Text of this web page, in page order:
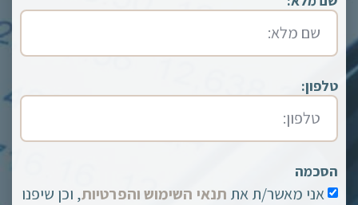
טלפון:
הסכמה
אני מאשר/ת את תנאי השימוש והפרטיות, וכן שיפנו